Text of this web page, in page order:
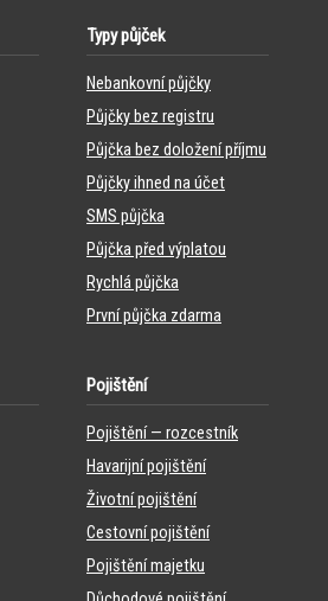
Typy půjček
Nebankovní půjčky
Půjčky bez registru
Půjčka bez doložení příjmu
Půjčky ihned na účet
SMS půjčka
Půjčka před výplatou
Rychlá půjčka
První půjčka zdarma
Pojištění
Pojištění — rozcestník
Havarijní pojištění
Životní pojištění
Cestovní pojištění
Pojištění majetku